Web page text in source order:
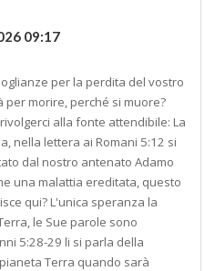
09:17
per la perdita del vostro
per morire, perché si muore?
alla fonte attendibile: La
nella lettera ai Romani 5:12 si
dal nostro antenato Adamo
una malattia ereditata, questo
qui? L'unica speranza la
le Sue parole sono
5:28-29 li si parla della
Terra quando sarà